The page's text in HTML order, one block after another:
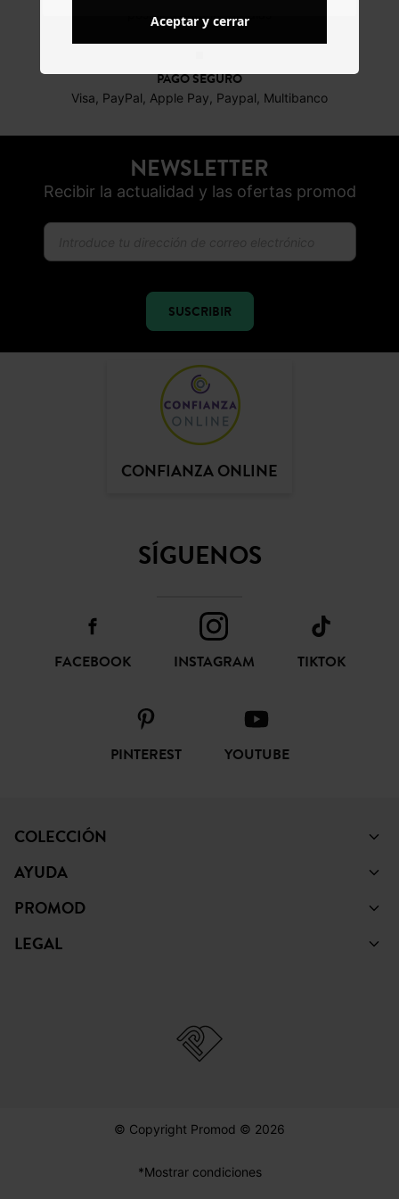
posibles durante 30 días
PAGO SEGURO
Visa, PayPal, Apple Pay, Paypal, Multibanco
NEWSLETTER
Recibir la actualidad y las ofertas promod
SUSCRIBIR
CONFIANZA ONLINE
SÍGUENOS
FACEBOOK INSTAGRAM TIKTOK
PINTEREST YOUTUBE
COLECCIÓN
AYUDA
PROMOD
LEGAL
© Copyright Promod © 2026
*Mostrar condiciones
Aceptar y cerrar